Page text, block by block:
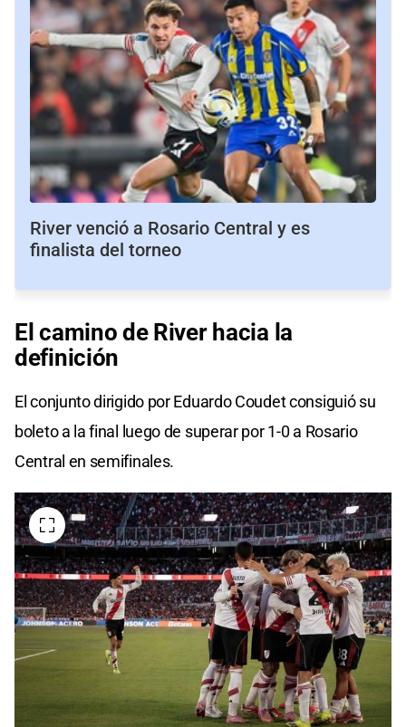
River venció a Rosario Central y es
finalista del torneo
El camino de River hacia la
definición
El conjunto dirigido por Eduardo Coudet consiguió su
boleto a la final luego de superar por 1-0 a Rosario
Central en semifinales.